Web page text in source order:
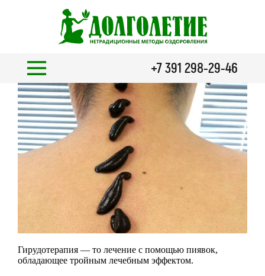
+7 391 298-29-46
Гирудотерапия — то лечение с помощью пиявок,
обладающее тройным лечебным эффектом.